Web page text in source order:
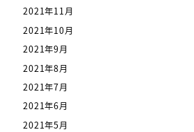
2021年11月
2021年10月
2021年9月
2021年8月
2021年7月
2021年6月
2021年5月